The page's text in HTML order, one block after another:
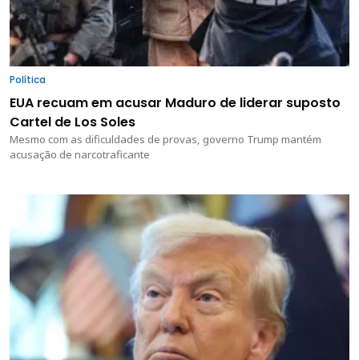
Política
EUA recuam em acusar Maduro de liderar suposto
Cartel de Los Soles
Mesmo com as dificuldades de provas, governo Trump mantém
acusação de narcotraficante